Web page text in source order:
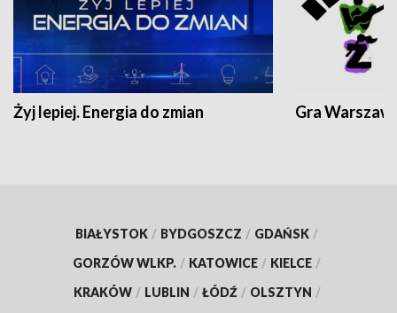
Żyj lepiej. Energia do zmian Gra
BIAŁYSTOK / BYDGOSZCZ / GDAŃSK /
GORZÓW WLKP. / KATOWICE / KIELCE /
KRAKÓW / LUBLIN / ŁÓDŹ / OLSZTYN /